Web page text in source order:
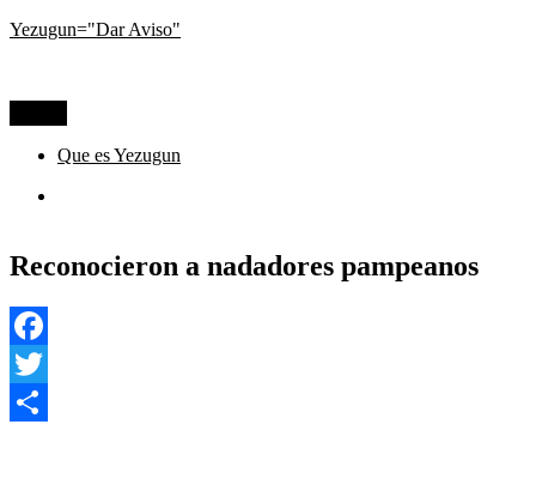
Ir
Yezugun="Dar Aviso"
Que es Yezugun
Reconocieron a nadadores pampeanos
Facebook
Twitter